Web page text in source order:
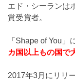
エド・シーランは
賞受賞者。
「Shape of You」
カ国以上もの国で
2017年3月にリリ